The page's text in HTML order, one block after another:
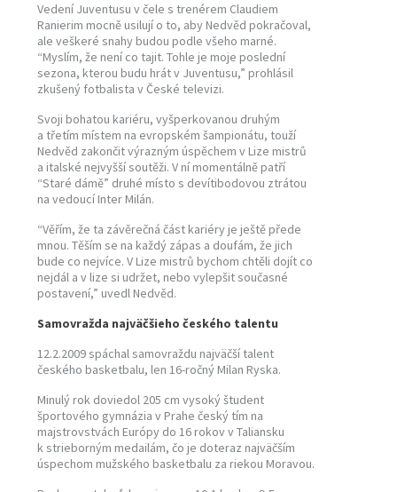
Vedení Juventusu v čele s trenérem Claudiem
Ranierim mocně usilují o to, aby Nedvěd pokračoval,
ale veškeré snahy budou podle všeho marné.
“Myslím, že není co tajit. Tohle je moje poslední
sezona, kterou budu hrát v Juventusu,” prohlásil
zkušený fotbalista v České televizi.
Svoji bohatou kariéru, vyšperkovanou druhým
a třetím místem na evropském šampionátu, touží
Nedvěd zakončit výrazným úspěchem v Lize mistrů
a italské nejvyšší soutěži. V ní momentálně patří
“Staré dámě” druhé místo s devítibodovou ztrátou
na vedoucí Inter Milán.
“Věřím, že ta závěrečná část kariéry je ještě přede
mnou. Těším se na každý zápas a doufám, že jich
bude co nejvíce. V Lize mistrů bychom chtěli dojít co
nejdál a v lize si udržet, nebo vylepšit současné
postavení,” uvedl Nedvěd.
Samovražda najväčšieho českého talentu
12.2.2009 spáchal samovraždu najväčší talent
českého basketbalu, len 16-ročný Milan Ryska.
Minulý rok doviedol 205 cm vysoký študent
športového gymnázia v Prahe český tím na
majstrovstvách Európy do 16 rokov v Taliansku
k strieborným medailám, čo je doteraz najväčším
úspechom mužského basketbalu za riekou Moravou.